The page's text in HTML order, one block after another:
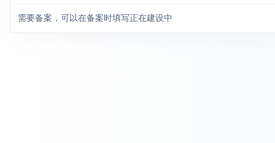
需要备案，可以在备案时填写正在建设中